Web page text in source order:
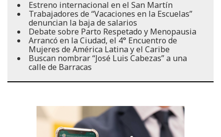
Estreno internacional en el San Martín
Trabajadores de “Vacaciones en la Escuelas”
denuncian la baja de salarios
Debate sobre Parto Respetado y Menopausia
Arrancó en la Ciudad, el 4° Encuentro de
Mujeres de América Latina y el Caribe
Buscan nombrar “José Luis Cabezas” a una
calle de Barracas